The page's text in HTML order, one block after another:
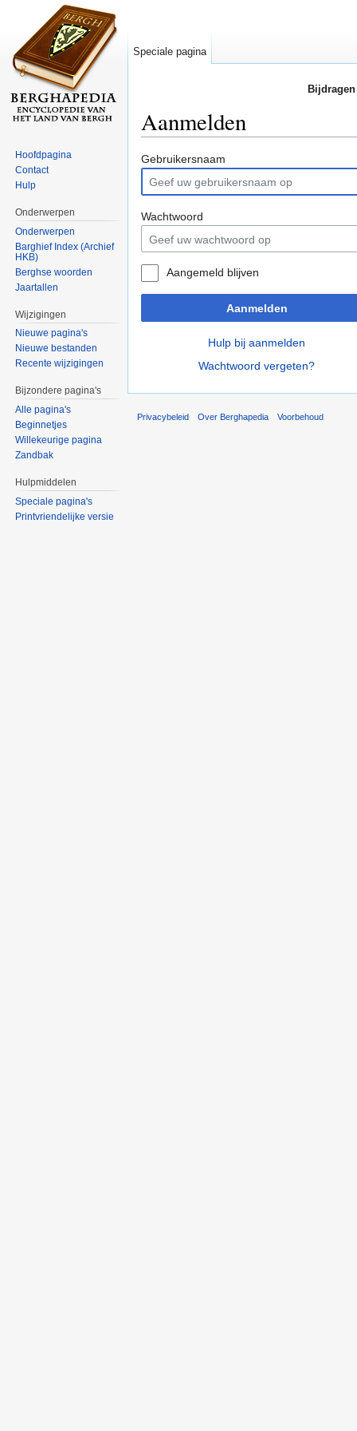
Aanmelden
Gebruikersnaam
Wachtwoord
Aangemeld blijven
Aanmelden
Hulp bij aanmelden
Wachtwoord vergeten?
Speciale pagina
Hoofdpagina
Contact
Hulp
Onderwerpen
Onderwerpen
Barghief Index (Archief
HKB)
Berghse woorden
Jaartallen
Wijzigingen
Nieuwe pagina's
Nieuwe bestanden
Recente wijzigingen
Bijzondere pagina's
Alle pagina's
Beginnetjes
Willekeurige pagina
Zandbak
Hulpmiddelen
Speciale pagina's
Printvriendelijke versie
Privacybeleid Over Berghapedia Voorbehoud